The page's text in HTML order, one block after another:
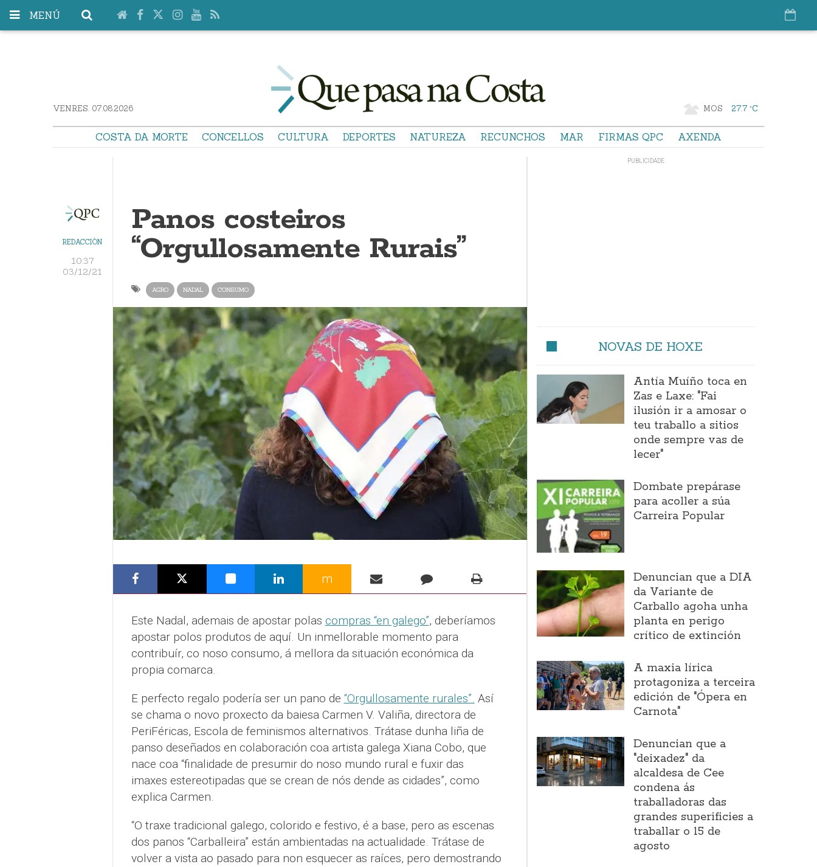
MENÚ
VENRES. 07.08.2026 MOS 27.7 °C
COSTA DA MORTE CONCELLOS CULTURA DEPORTES NATUREZA RECUNCHOS MAR FIRMAS QPC AXENDA
REDACCIÓN
10:37
03/12/21
Panos costeiros
“Orgullosamente Rurais”
AGRO NADAL CONSUMO
m
Este Nadal, ademais de apostar polas compras “en galego”, deberíamos
apostar polos produtos de aquí. Un inmellorable momento para
contribuír, co noso consumo, á mellora da situación económica da
propia comarca.
E perfecto regalo podería ser un pano de “Orgullosamente rurales”. Así
se chama o novo proxecto da baiesa Carmen V. Valiña, directora de
PeriFéricas, Escola de feminismos alternativos. Trátase dunha liña de
panso deseñados en colaboración coa artista galega Xiana Cobo, que
nace coa “finalidade de presumir do noso mundo rural e fuxir das
imaxes estereotipadas que se crean de nós dende as cidades”, como
explica Carmen.
“O traxe tradicional galego, colorido e festivo, é a base, pero as escenas
dos panos “Carballeira” están ambientadas na actualidade. Trátase de
volver a vista ao pasado para non esquecer as raíces, pero demostrando
NOVAS DE HOXE
Antía Muíño toca en
Zas e Laxe: "Fai
ilusión ir a amosar o
teu traballo a sitios
onde sempre vas de
lecer"
Dombate prepárase
para acoller a súa
Carreira Popular
Denuncian que a DIA
da Variante de
Carballo agoha unha
planta en perigo
crítico de extinción
A maxia lírica
protagoniza a terceira
edición de "Ópera en
Carnota"
Denuncian que a
"deixadez" da
alcaldesa de Cee
condena ás
traballadoras das
grandes superificies a
traballar o 15 de
agosto